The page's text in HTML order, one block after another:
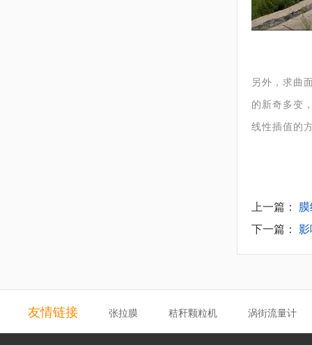
另外，求曲
的新奇多变
线性插值的
上一篇：
下一篇：
友情链接 张拉膜 秸秆颗粒机 涡街流量计